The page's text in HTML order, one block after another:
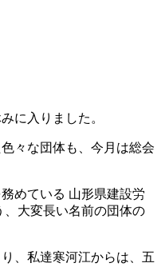
に入りました。
々な団体も、今月は総会
めている 山形県建設労
大変長い名前の団体の
、私達寒河江からは、五